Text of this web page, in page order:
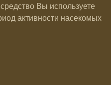
Вы используете
активности насекомых